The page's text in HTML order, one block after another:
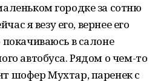
городке за сотню
я везу его, вернее его
в салоне
автобуса. Рядом о чем-то
шофер Мухтар, паренек с